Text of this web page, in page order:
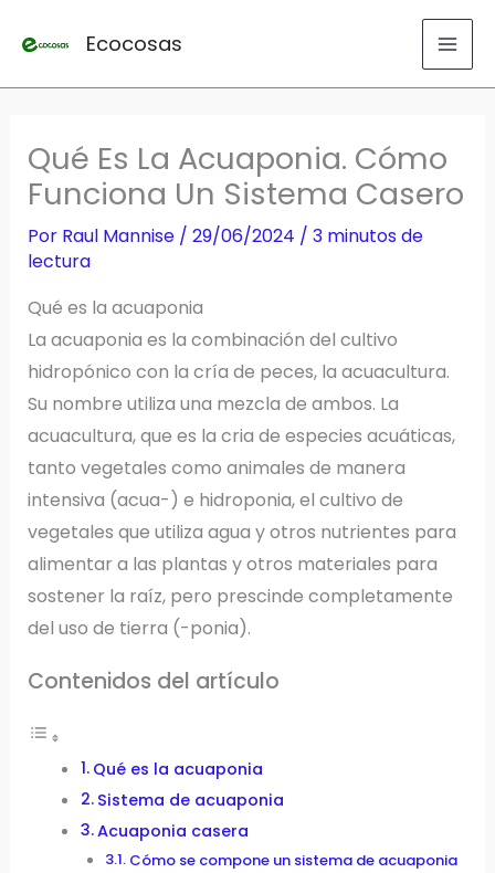
Ecocosas
Qué Es La Acuaponia. Cómo
Funciona Un Sistema Casero
Por Raul Mannise / 29/06/2024 / 3 minutos de
lectura
Qué es la acuaponia
La acuaponia es la combinación del cultivo
hidropónico con la cría de peces, la acuacultura.
Su nombre utiliza una mezcla de ambos. La
acuacultura, que es la cria de especies acuáticas,
tanto vegetales como animales de manera
intensiva (acua-) e hidroponia, el cultivo de
vegetales que utiliza agua y otros nutrientes para
alimentar a las plantas y otros materiales para
sostener la raíz, pero prescinde completamente
del uso de tierra (-ponia).
Contenidos del artículo
Qué es la acuaponia
Sistema de acuaponia
Acuaponia casera
Cómo se compone un sistema de acuaponia